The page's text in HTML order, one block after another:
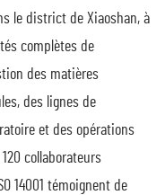
le district de Xiaoshan, à
complètes de
des matières
des lignes de
et des opérations
collaborateurs
14001 témoignent de